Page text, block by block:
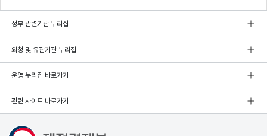
정부 관련기관 누리집
외청 및 유관기관 누리집
운영 누리집 바로가기
관련 사이트 바로가기